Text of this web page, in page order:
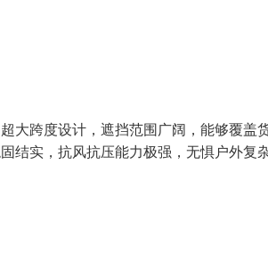
大跨度设计，遮挡范围广阔，能够覆盖
结实，抗风抗压能力极强，无惧户外复